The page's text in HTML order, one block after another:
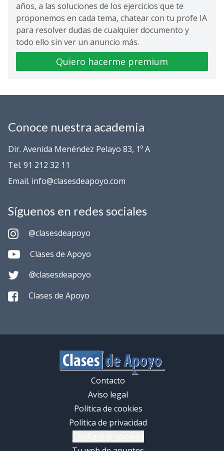
años, a las soluciones de los ejercicios que te
proponemos en cada tema, chatear con tu profe IA
para resolver dudas de cualquier documento y
todo ello sin ver un anuncio más.
Quiero hacerme premium
Conoce nuestra academia
Dir. Avenida Menéndez Pelayo 83, 1º A
Tel. 91 212 32 11
Email. info@clasesdeapoyo.com
Síguenos en redes sociales
@clasesdeapoyo
Clases de Apoyo
@clasesdeapoyo
Clases de Apoyo
Contacto
Aviso legal
Política de cookies
Política de privacidad